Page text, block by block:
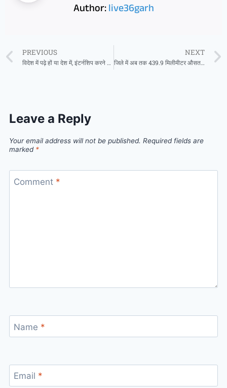
Author:live36garh
PREVIOUS
विदेश में पढ़े हों या देश में, इंटर्नशिप करने पर मिलेगा हर माह 15300 रुपए स्टाइपेंड
NEXT
जिले में अब तक 439.9 मिलीमीटर औसत वर्षा
Leave a Reply
Your email address will not be published. Required fields are
marked *
Comment *
Name *
Email *